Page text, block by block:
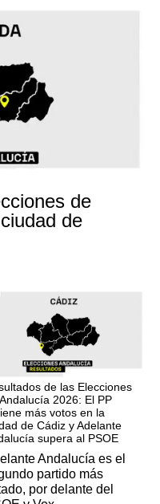
de
de
de las Elecciones
2026: El PP
más votos en la
de Cádiz y Adelante
supera al PSOE
Andalucía es el
partido más
por delante del